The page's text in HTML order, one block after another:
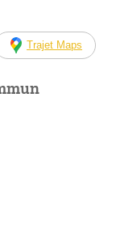
Trajet Maps